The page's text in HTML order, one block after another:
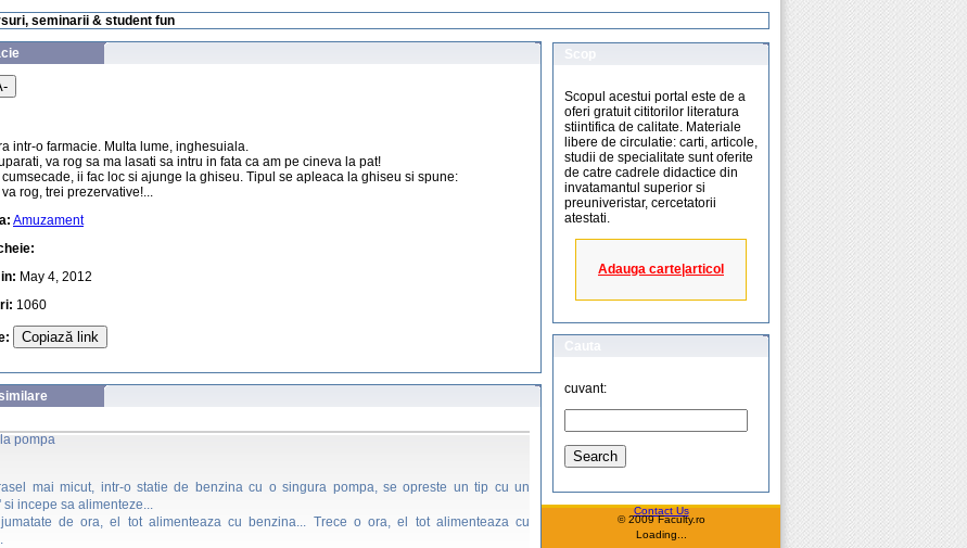
seminarii & student fun
intr-o farmacie. Multa lume, inghesuiala.
va rog sa ma lasati sa intru in fata ca am pe cineva la pat!
ii fac loc si ajunge la ghiseu. Tipul se apleaca la ghiseu si spune:
rog, trei prezervative!...
Amuzament
May 4, 2012
1060
Copiază link
pompa
mai micut, intr-o statie de benzina cu o singura pompa, se opreste un tip cu un
si incepe sa alimenteze...
de ora, el tot alimenteaza cu benzina... Trece o ora, el tot alimenteaza cu
Scop
Scopul acestui portal este de a
oferi gratuit cititorilor literatura
stiintifica de calitate. Materiale
libere de circulatie: carti, articole,
studii de specialitate sunt oferite
de catre cadrele didactice din
invatamantul superior si
preuniveristar, cercetatorii
atestati.
Adauga carte|articol
Cauta
cuvant:
Contact Us
© 2009 Faculty.ro
Loading...